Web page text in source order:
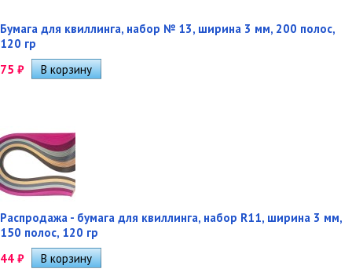
Бумага для квиллинга, набор № 13, ширина 3 мм, 200 полос,
120 гр
75 ₽
Распродажа - бумага для квиллинга, набор R11, ширина 3 мм,
150 полос, 120 гр
44 ₽